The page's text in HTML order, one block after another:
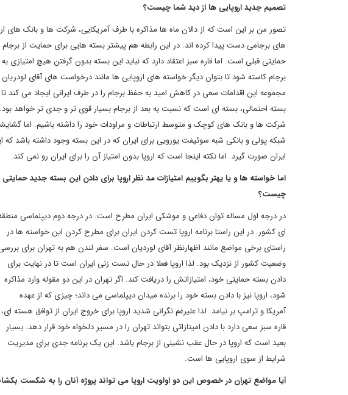
تصمیم جدید اروپایی ها از دید شما چیست؟
تصور من بر این است که از دالان ماه ها مذاکره با طرف آمریکایی، شرکت ها و بانک
های برجامی دست پیدا کرده اند. در این رابطه هم پیشتر بسته هایی برای حمایت از
حمایتی قبلی است. اما قاره سبز اعتقاد دارد که نباید این بسته بدون گرفتن هیچ
برجام کاسته شود تا بتوان دیگر خواسته های اروپایی ها مانند درخواست های آقای
مجموعه این اقدامات سعی در کاهش امید به حفظ برجام را در طرف ایرانی ایجاد می کند
بسته احتمالی، بسته ای است که نسبت به بعد از برجام بسیار قوی تر و جدی تر خواهد
شرکت ها و بانک های کوچک و متوسط ارتباطات و مراودات خود را داشته باشیم. اما
شبکه پولی و بانکی شبه سوئیفت یورویی برای ایران که در این بسته وجود داشته باشد
ایران صورت گیرد. اما نکته اینجا است که اروپا بدون امتیاز آن را برای ایران رو نمی کند.
اما خواسته ها و یا یهتر بگوییم امتیازات مد نظر اروپا برای دادن این بسته جدید حمایتی
چیست؟
در درجه اول مساله توان دفاعی و موشکی ایران مطرح است. در درجه دوم دیپلماسی
ای کشور. در این راستا برنامه اروپا تست کردن ایران برای مطرح کردن این خواسته ها در
راستای برخی مواضع مانند اظهارنظر آقای لوردیان است. سفر لندن هم به تهران برای
وضعیت کشور از نزدیک بود. لذا اروپا فعلا در حال تست زنی ایران است تا در نهایت برای
دادن بسته حمایتی خود، امتیازاتش را دریافت کند. اگر تهران در این دو مقوله وارد مذاکره
شود، اروپا نیز با دادن بسته خود را برنده میدان دیپلماسی می داند؛ چیزی که از عهده
آمریکا و ترامپ بر نیامد. لذا علیرغم نگرانی شدید اروپا برای خروج ایران از توافق هسته ای،
قاره سبز سعی دارد با دادن امیتازاتی بتواند تهران را در مسیر دلخواه خود قرار دهد. بسیار
بعید است که اروپا در حال عقب نشینی از برجام باشد. این یک برنامه جدی برای مدیریت
شرایط از سوی اروپایی ها است.
آیا مواضع تهران در خصوص این دو اولویت اروپا می تواند پروژه آنان را به شکست